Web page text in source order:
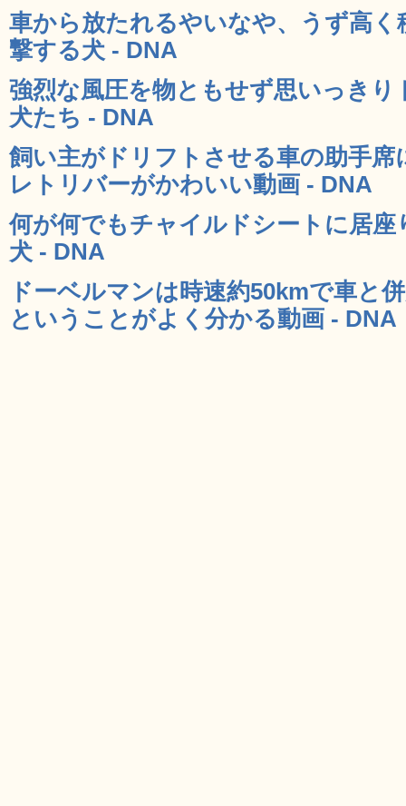
車から放たれるやいなや、うず高
撃する犬 - DNA
強烈な風圧を物ともせず思いっき
犬たち - DNA
飼い主がドリフトさせる車の助手
レトリバーがかわいい動画 - DNA
何が何でもチャイルドシートに居
犬 - DNA
ドーベルマンは時速約50kmで車
ということがよく分かる動画 - DNA